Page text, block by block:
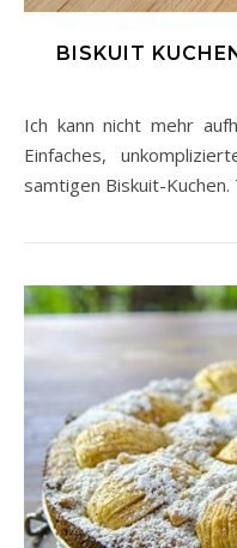
BISKUIT
Ich kann nicht mehr aufhören, diesen Kuchen zu backen.
Einfaches,
samtigen Biskuit-